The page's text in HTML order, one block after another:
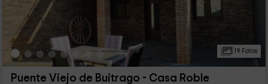
19 Fotos
Puente Viejo de Buitrago - Casa Roble